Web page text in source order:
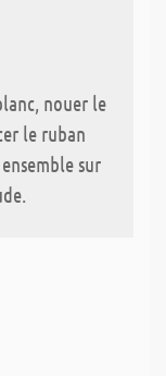
nouer le
le ruban
sur